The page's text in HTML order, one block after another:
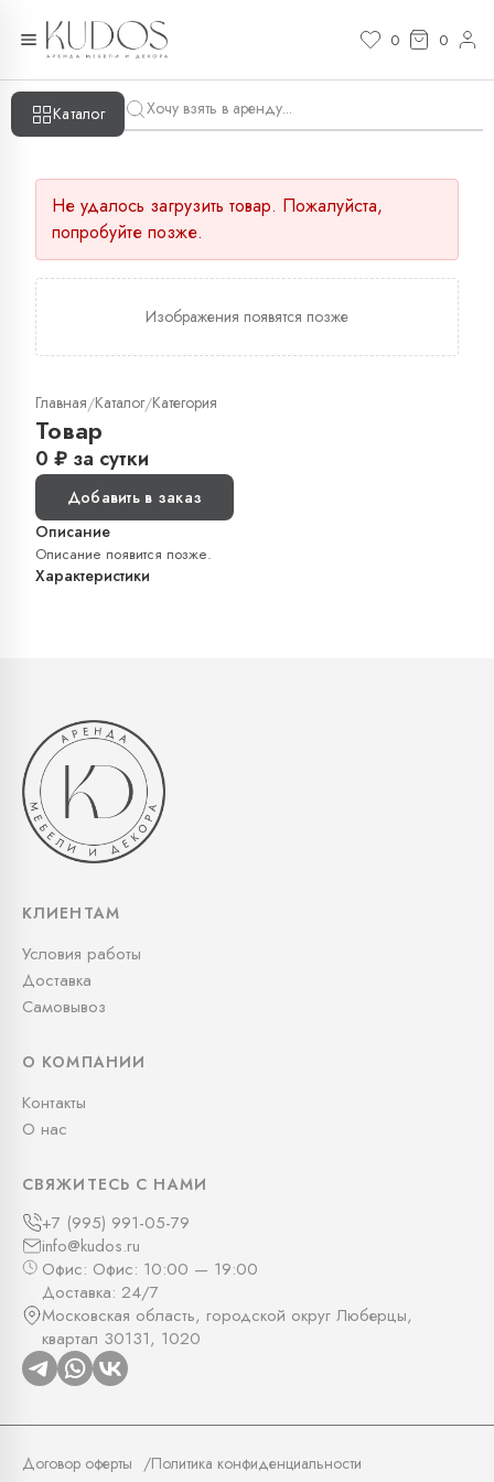
0 0
Каталог
Не удалось загрузить товар. Пожалуйста,
попробуйте позже.
Изображения появятся позже
Главная/Каталог/Категория
Товар
0 ₽ за сутки
Добавить в заказ
Описание
Описание появится позже.
Характеристики
КЛИЕНТАМ
Условия работы
Доставка
Самовывоз
О КОМПАНИИ
Контакты
О нас
СВЯЖИТЕСЬ С НАМИ
+7 (995) 991-05-79
info@kudos.ru
Офис: Офис: 10:00 — 19:00
Доставка: 24/7
Московская область, городской округ Люберцы,
квартал 30131, 1020
Договор оферты Политика конфиденциальности